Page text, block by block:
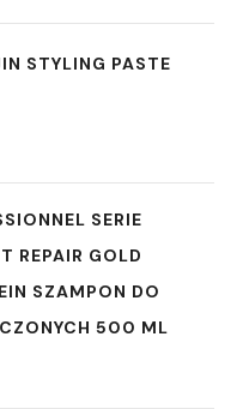
STYLING PASTE
SERIE
REPAIR GOLD
SZAMPON DO
500 ML